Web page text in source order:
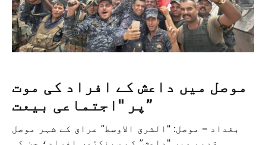
موصل میں داعش کے افراد کی موت
پر "اجتماعی بیعت”
بغداد – موصل: "الشرق الاوسط” عراق کے شہر موصل